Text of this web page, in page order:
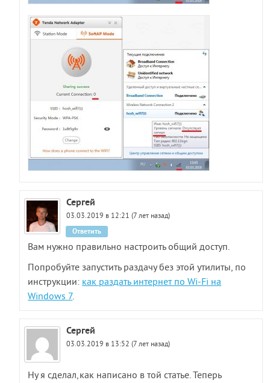
Сергей
03.03.2019 в 12:21 (7 лет назад)
Вам нужно правильно настроить общий доступ.
Попробуйте запустить раздачу без этой утилиты, по
инструкции:как раздать интернет по Wi-Fi на
Windows 7.
Ответить
Сергей
03.03.2019 в 13:52 (7 лет назад)
Ну я сделал,как написано в той статье. Теперь